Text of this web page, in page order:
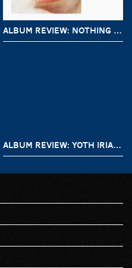
ALBUM REVIEW: NOTHING – A SHORT HISTORY OF DECAY
ALBUM REVIEW: YOTH IRIA – GONE WITH THE DEVIL